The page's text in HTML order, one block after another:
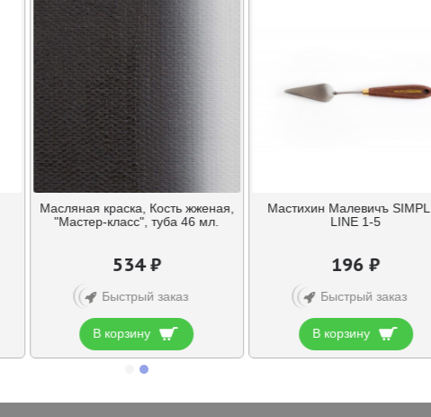
Масляная краска, Кость жженая,
"Мастер-класс", туба 46 мл.
534 ₽
Быстрый заказ
В корзину
Мастихин Малевичъ
LINE 1-5
196 ₽
Быстрый заказ
В корзину